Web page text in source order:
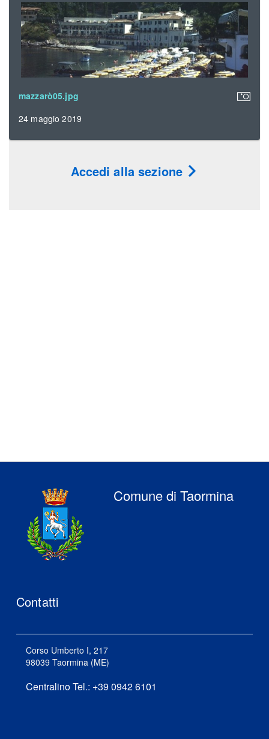
mazzarò05.jpg
24 maggio 2019
Accedi alla sezione
Comune di Taormina
Contatti
Corso Umberto I, 217
98039 Taormina (ME)
Centralino Tel.: +39 0942 6101